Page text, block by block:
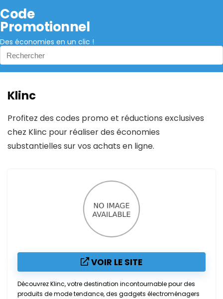
Code
Promotionnel
Des économies en un clic !
Klinc
Profitez des codes promo et réductions exclusives
chez Klinc pour réaliser des économies
substantielles sur vos achats en ligne.
VOIR LE SITE
Découvrez Klinc, votre destination incontournable pour des
produits de mode tendance, des gadgets électroménagers